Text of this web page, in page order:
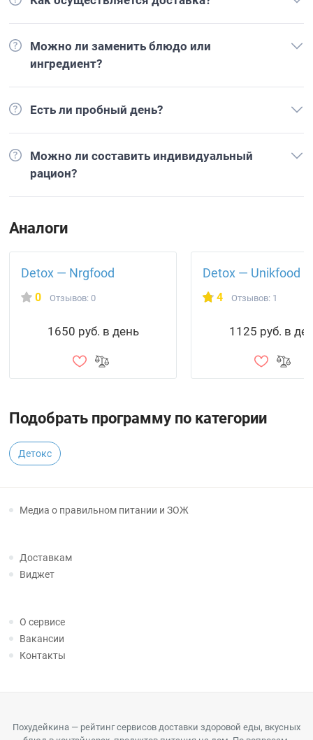
Можно ли заменить блюдо или
ингредиент?
Есть ли пробный день?
Можно ли составить индивидуальный
рацион?
Аналоги
Detox — Nrgfood
0 Отзывов: 0
1650 руб. в день
Detox — Unikfood
4 Отзывов: 1
1125 руб. в
Подобрать программу по категории
Детокс
Медиа о правильном питании и ЗОЖ
Доставкам
Виджет
О сервисе
Вакансии
Контакты
Похудейкина — рейтинг сервисов доставки здоровой еды, вкусных